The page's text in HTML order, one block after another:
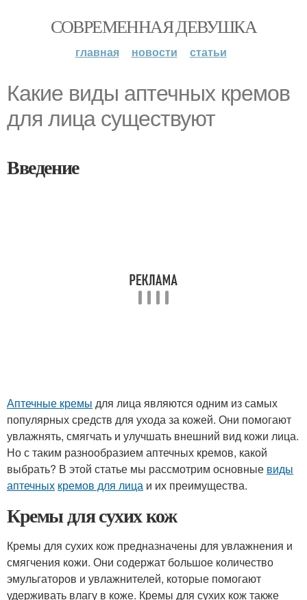
СОВРЕМЕННАЯ ДЕВУШКА
главная новости статьи
Какие виды аптечных кремов
для лица существуют
Введение
Аптечные кремы для лица являются одним из самых
популярных средств для ухода за кожей. Они помогают
увлажнять, смягчать и улучшать внешний вид кожи лица.
Но с таким разнообразием аптечных кремов, какой
выбрать? В этой статье мы рассмотрим основные виды
аптечных кремов для лица и их преимущества.
Кремы для сухих кож
Кремы для сухих кож предназначены для увлажнения и
смягчения кожи. Они содержат большое количество
эмульгаторов и увлажнителей, которые помогают
удерживать влагу в коже. Кремы для сухих кож также